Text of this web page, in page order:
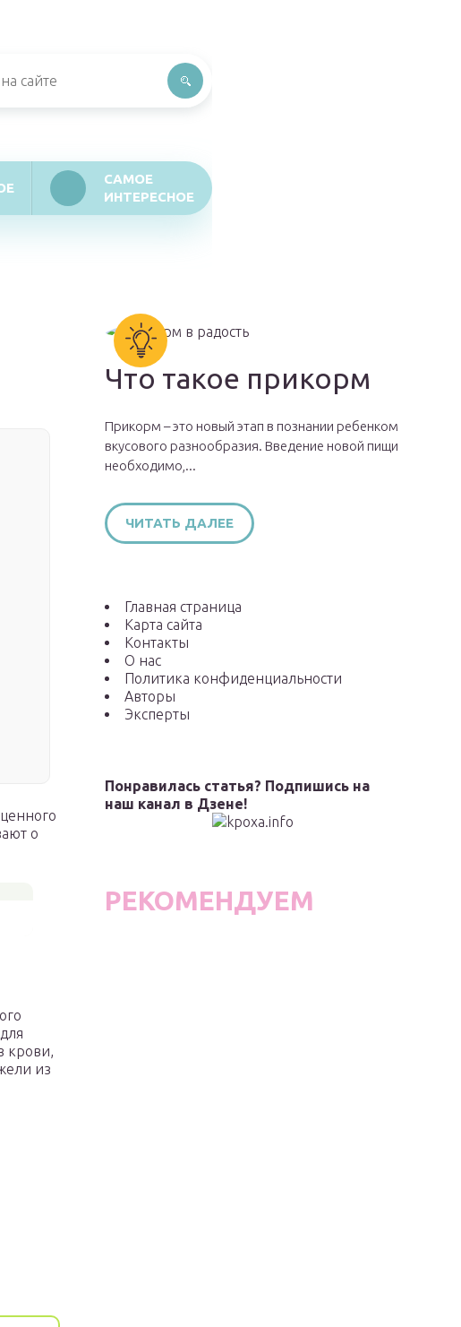
САМОЕ
ИНТЕРЕСНОЕ
о
крови,
из
Что такое прикорм
Прикорм – это новый этап в познании ребенком
вкусового разнообразия. Введение новой пищи
необходимо,...
ЧИТАТЬ ДАЛЕЕ
Главная страница
Карта сайта
Контакты
О нас
Политика конфиденциальности
Авторы
Эксперты
Понравилась статья? Подпишись на
наш канал в Дзене!
РЕКОМЕНДУЕМ